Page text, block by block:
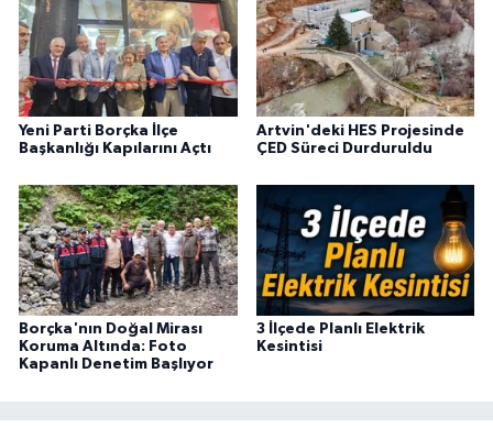
Yeni Parti Borçka İlçe
Başkanlığı Kapılarını Açtı
Artvin'deki HES Projesinde
ÇED Süreci Durduruldu
Borçka'nın Doğal Mirası
Koruma Altında: Foto
Kapanlı Denetim Başlıyor
3 İlçede Planlı Elektrik
Kesintisi